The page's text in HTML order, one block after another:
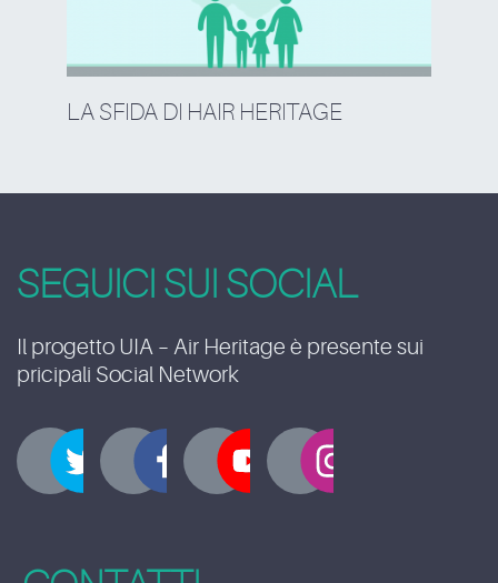
LA SFIDA DI HAIR HERITAGE
SEGUICI SUI SOCIAL
Il progetto UIA – Air Heritage è presente sui
pricipali Social Network